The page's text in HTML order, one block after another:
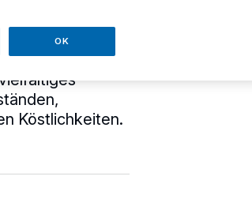
am
die
Köstlichkeiten.
OK